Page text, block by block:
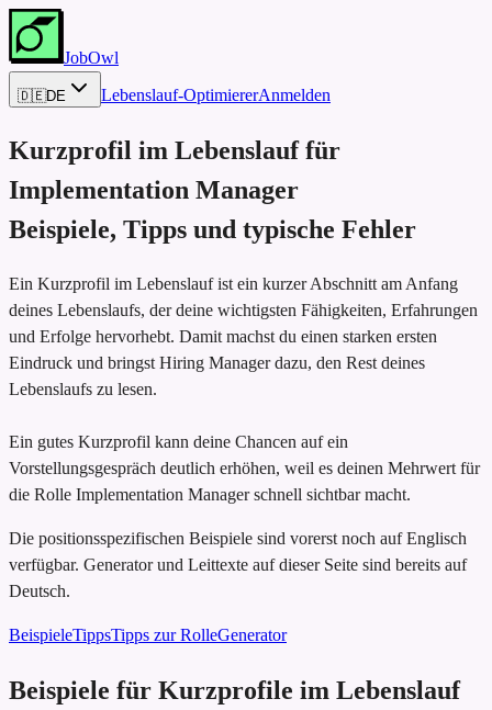
JobOwl
🇩🇪DE Lebenslauf-OptimiererAnmelden
Kurzprofil im Lebenslauf für
Implementation Manager
Beispiele, Tipps und typische Fehler
Ein Kurzprofil im Lebenslauf ist ein kurzer Abschnitt am Anfang
deines Lebenslaufs, der deine wichtigsten Fähigkeiten, Erfahrungen
und Erfolge hervorhebt. Damit machst du einen starken ersten
Eindruck und bringst Hiring Manager dazu, den Rest deines
Lebenslaufs zu lesen.
Ein gutes Kurzprofil kann deine Chancen auf ein
Vorstellungsgespräch deutlich erhöhen, weil es deinen Mehrwert für
die Rolle Implementation Manager schnell sichtbar macht.
Die positionsspezifischen Beispiele sind vorerst noch auf Englisch
verfügbar. Generator und Leittexte auf dieser Seite sind bereits auf
Deutsch.
BeispieleTippsTipps zur RolleGenerator
Beispiele für Kurzprofile im Lebenslauf